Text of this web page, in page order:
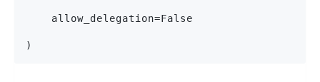
    allow_delegation=False
)